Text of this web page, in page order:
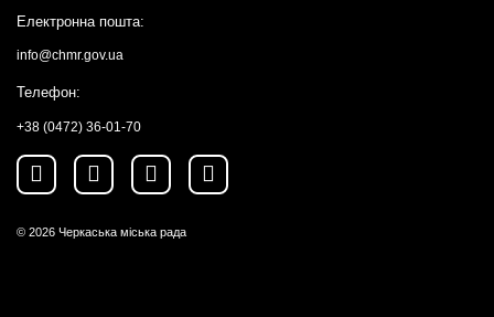
Електронна пошта:
info@chmr.gov.ua
Телефон:
+38 (0472) 36-01-70
© 2026 Черкаська міська рада